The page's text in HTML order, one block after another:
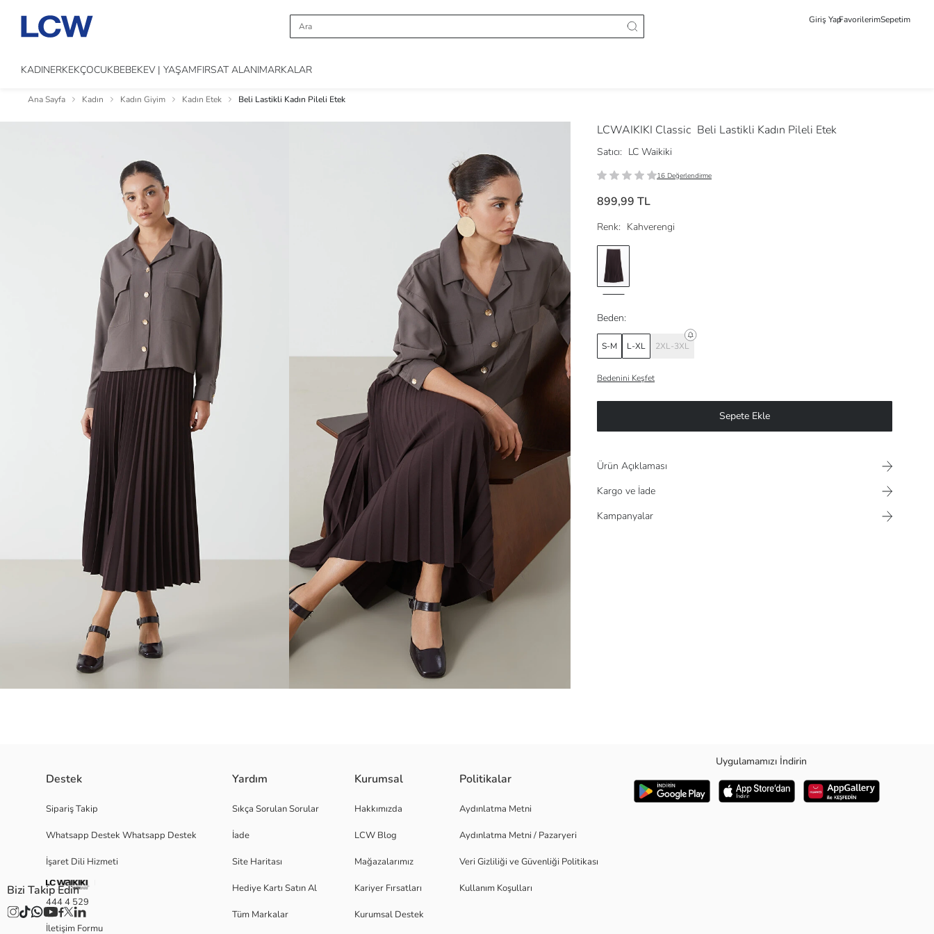
Giriş YapFavorilerimSepetim
KADINERKEKÇOCUKBEBEKEV | YAŞAMFIRSAT ALANIMARKALAR
Ana Sayfa Kadın Kadın Giyim Kadın Etek Beli Lastikli Kadın Pileli Etek
LCWAIKIKI Classic Beli Lastikli Kadın Pileli Etek
Satıcı: LC Waikiki
16 Değerlendirme
899,99 TL
Renk: Kahverengi
Beden:
S-M L-XL 2XL-3XL
Bedenini Keşfet
Sepete Ekle
Ürün Açıklaması
Kargo ve İade
Kampanyalar
Beli lastikli tasarımıyla rahat bir giyim deneyimi sunan pileli etek, şık bir görünüme sahiptir. Özgürce hareket etmenizi sağlayan etek, günlük kombinlerinizde veya özel anlarda şıklığınızı tamamlamak için ideal bir
Ana Kumaş:
Destek
Sipariş Takip
Whatsapp Destek Whatsapp Destek
İşaret Dili Hizmeti
444 4 529
İletişim Formu
Yardım
Sıkça Sorulan Sorular
İade
Site Haritası
Hediye Kartı Satın Al
Tüm Markalar
Kurumsal
Hakkımızda
LCW Blog
Mağazalarımız
Kariyer Fırsatları
Kurumsal Destek
Politikalar
Aydınlatma Metni
Aydınlatma Metni / Pazaryeri
Veri Gizliliği ve Güvenliği Politikası
Kullanım Koşulları
Uygulamamızı İndirin
Bizi Takip Edin